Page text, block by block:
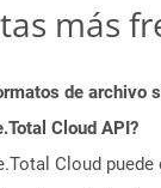
más
de archivo
Cloud API?
Cloud